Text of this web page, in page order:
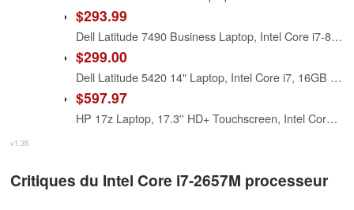
$293.99
Dell Latitude 7490 Business Laptop, Intel Core i7-8650U, 16GB DDR4 RAM, 512GB SSD, 14" HD (1366x768), CAM, HDMI, Windows 11 Pro (Renewed)
$299.00
Dell Latitude 5420 14" Laptop, Intel Core i7, 16GB RAM, 256GB SSD, Win11 Pro (Renewed)
$597.97
HP 17z Laptop, 17.3'' HD+ Touchscreen, Intel Core i7-1165G7 Processor, 16GB DDR4 RAM, 1TB PCIe NVMe SSD, Wi-Fi 6, Backlit Keyboard, HDMI, Windows 10 Home, Silver
v1.35
Critiques du Intel Core i7-2657M processeur